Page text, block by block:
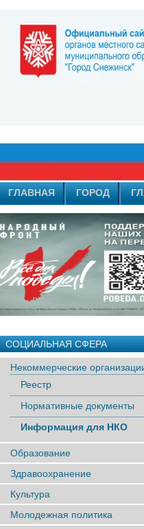
ГЛАВНАЯ ГОРОД
СОЦИАЛЬНАЯ СФЕРА
Некоммерческие
Реестр
Нормативные документы
Информация для НКО
Образование
Здравоохранение
Культура
Молодежная политика